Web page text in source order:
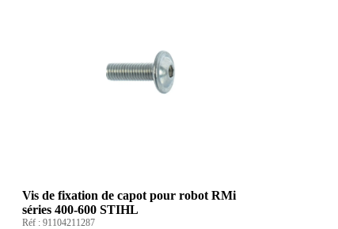
Vis de fixation de capot pour robot RMi
séries 400-600 STIHL
Réf : 91104211287